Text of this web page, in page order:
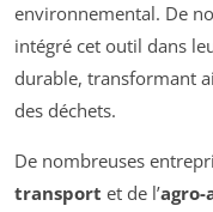
environnemental. De
intégré cet outil dans
durable, transformant
des déchets.
De nombreuses
transport et de l’